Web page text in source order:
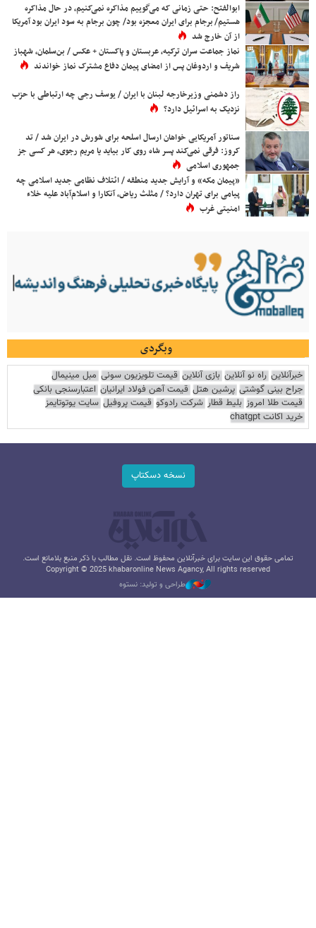
ابوالفتح: حتی زمانی که می‌گوییم مذاکره نمی‌کنیم، در حال مذاکره
هستیم/ برجام برای ایران معجزه بود/ چون برجام به سود ایران بود آمریکا
از آن خارج شد
نماز جماعت سران ترکیه، عربستان و پاکستان + عکس / بن‌سلمان، شهباز
شریف و اردوغان پس از امضای پیمان دفاع مشترک نماز خواندند
راز دشمنی وزیرخارجه لبنان با ایران / یوسف رجی چه ارتباطی با حزب
نزدیک به اسرائیل دارد؟
سناتور آمریکایی خواهان ارسال اسلحه برای شورش در ایران شد / تد
کروز: فرقی نمی‌کند پسر شاه روی کار بیاید یا مریم رجوی، هر کسی جز
جمهوری اسلامی
«پیمان مکه» و آرایش جدید منطقه / ائتلاف نظامی جدید اسلامی چه
پیامی برای تهران دارد؟ / مثلث ریاض، آنکارا و اسلام‌آباد علیه خلاء
امنیتی غرب
وبگردی
خبرآنلاین راه نو آنلاین بازی آنلاین قیمت تلویزیون سونی مبل مینیمال
جراح بینی گوشتی پرشین هتل قیمت آهن فولاد ایرانیان اعتبارسنجی بانکی
قیمت طلا امروز بلیط قطار شرکت رادوکو قیمت پروفیل سایت یوتوتایمز
خرید اکانت chatgpt
نسخه دسکتاپ
تمامی حقوق این سایت برای خبرآنلاین محفوظ است. نقل مطالب با ذکر منبع بلامانع است.
Copyright © 2025 khabaronline News Agancy, All rights reserved
طراحی و تولید: نستوه